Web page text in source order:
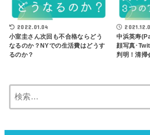
2022.01.04
小室圭さん次回も不合格ならどう
なるのか？NYでの生活費はどうす
るのか？
中浜英寿
顔写真･
判明！清掃
索: